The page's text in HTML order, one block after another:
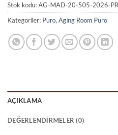
Stok kodu:AG-MAD-20-505-2026-
Kategoriler: Puro, Aging Room Puro
AÇIKLAMA
DEĞERLENDIRMELER (0)